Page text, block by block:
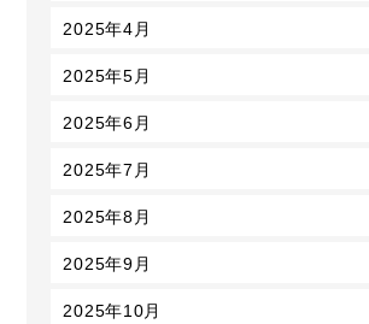
2025年4月
2025年5月
2025年6月
2025年7月
2025年8月
2025年9月
2025年10月